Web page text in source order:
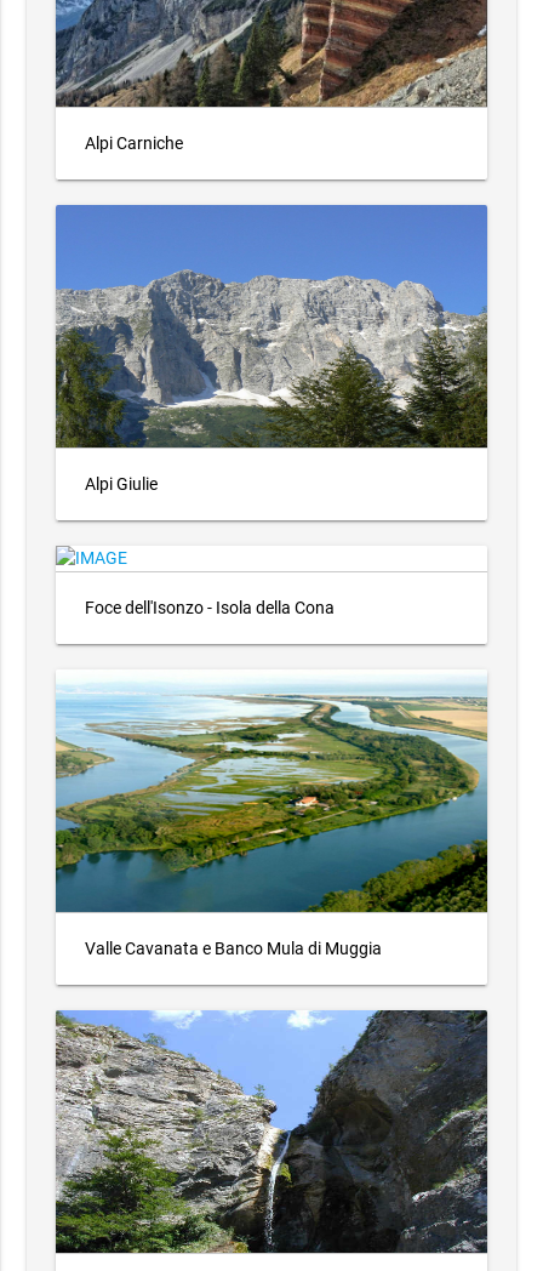
Alpi Carniche
Alpi Giulie
Foce dell'Isonzo - Isola della Cona
Valle Cavanata e Banco Mula di Muggia